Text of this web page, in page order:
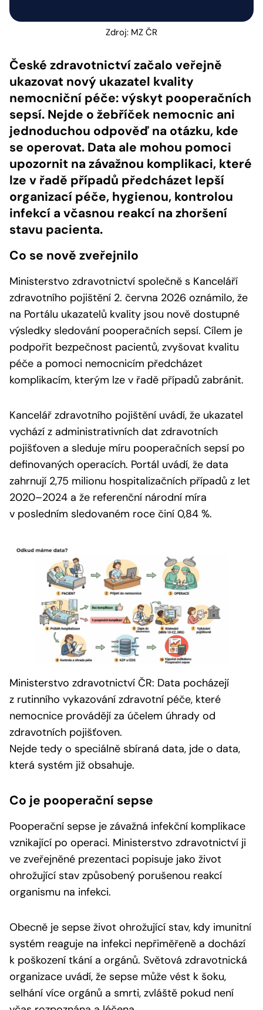
Zdroj: MZ ČR
České zdravotnictví začalo veřejně
ukazovat nový ukazatel kvality
nemocniční péče: výskyt pooperačních
sepsí. Nejde o žebříček nemocnic ani
jednoduchou odpověď na otázku, kde
se operovat. Data ale mohou pomoci
upozornit na závažnou komplikaci, které
lze v řadě případů předcházet lepší
organizací péče, hygienou, kontrolou
infekcí a včasnou reakcí na zhoršení
stavu pacienta.
Co se nově zveřejnilo
Ministerstvo zdravotnictví společně s Kanceláří
zdravotního pojištění 2. června 2026 oznámilo, že
na Portálu ukazatelů kvality jsou nově dostupné
výsledky sledování pooperačních sepsí. Cílem je
podpořit bezpečnost pacientů, zvyšovat kvalitu
péče a pomoci nemocnicím předcházet
komplikacím, kterým lze v řadě případů zabránit.
Kancelář zdravotního pojištění uvádí, že ukazatel
vychází z administrativních dat zdravotních
pojišťoven a sleduje míru pooperačních sepsí po
definovaných operacích. Portál uvádí, že data
zahrnují 2,75 milionu hospitalizačních případů z let
2020–2024 a že referenční národní míra
v posledním sledovaném roce činí 0,84 %.
Ministerstvo zdravotnictví ČR: Data pocházejí
z rutinního vykazování zdravotní péče, které
nemocnice provádějí za účelem úhrady od
zdravotních pojišťoven.
Nejde tedy o speciálně sbíraná data, jde o data,
která systém již obsahuje.
Co je pooperační sepse
Pooperační sepse je závažná infekční komplikace
vznikající po operaci. Ministerstvo zdravotnictví ji
ve zveřejněné prezentaci popisuje jako život
ohrožující stav způsobený porušenou reakcí
organismu na infekci.
Obecně je sepse život ohrožující stav, kdy imunitní
systém reaguje na infekci nepřiměřeně a dochází
k poškození tkání a orgánů. Světová zdravotnická
organizace uvádí, že sepse může vést k šoku,
selhání více orgánů a smrti, zvláště pokud není